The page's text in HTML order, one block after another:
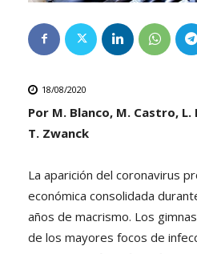
18/08/2020
Por M. Blanco, M. Castro,
T. Zwanck
La aparición del coronavirus
económica consolidada
años de macrismo. Los
de los mayores focos de